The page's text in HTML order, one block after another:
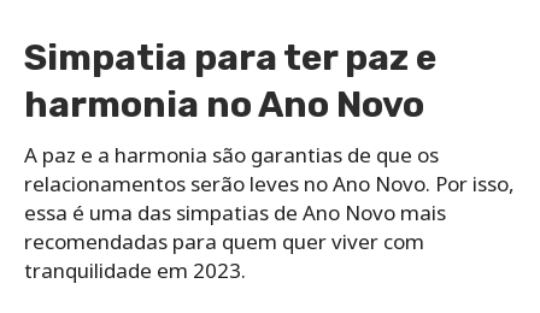
Simpatia para ter paz e
harmonia no Ano Novo
A paz e a harmonia são garantias de que os
relacionamentos serão leves no Ano Novo. Por isso,
essa é uma das simpatias de Ano Novo mais
recomendadas para quem quer viver com
tranquilidade em 2023.